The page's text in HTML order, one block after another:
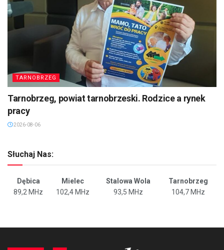
TARNOBRZEG
Tarnobrzeg, powiat tarnobrzeski. Rodzice a rynek
pracy
2026-08-06
Słuchaj Nas:
Dębica Mielec Stalowa Wola
Tarnobrzeg
89,2 MHz
102,4 MHz 93,5 MHz 104,7 MHz